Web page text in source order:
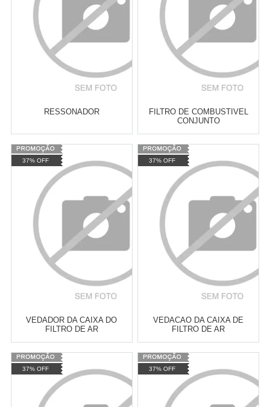
COMPRAR COMPRAR
RESSONADOR
Varejo:
Atacado: R$ 2.550,90 (Apenas
Revendedor)
10 x
Cat:XTZ CROSSER
COMPRAR
FILTRO DE COMBUSTIVEL
CONJUNTO
Varejo:
Atacado: R$ 2.550,90 (Apenas
Revendedor)
10
Cat: STAR DRAG 650
COMPRAR
37% OFF
VEDADOR DA CAIXA DO
FILTRO DE AR
Varejo:
Atacado: R$ 2.550,90 (Apenas
Revendedor)
10 x
Cat:
37% OFF
VEDACAO DA CAIXA DE
FILTRO DE AR
Varejo:
Atacado: R$ 2.550,90 (Apenas
Revendedor)
10
Cat:
37% OFF 37% OFF